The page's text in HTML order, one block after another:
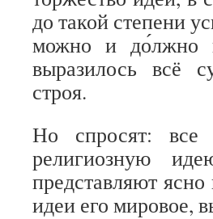
до такой степени
можно и до́лжно
выразилось всё
строя.
Но спросят: все
религиозную
представляют
идеи его мировое,